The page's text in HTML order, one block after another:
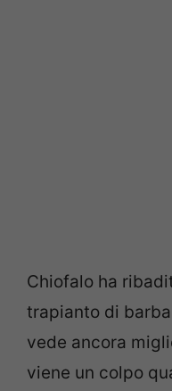
Chiofalo ha
trapianto di
vede ancora
viene un colpo